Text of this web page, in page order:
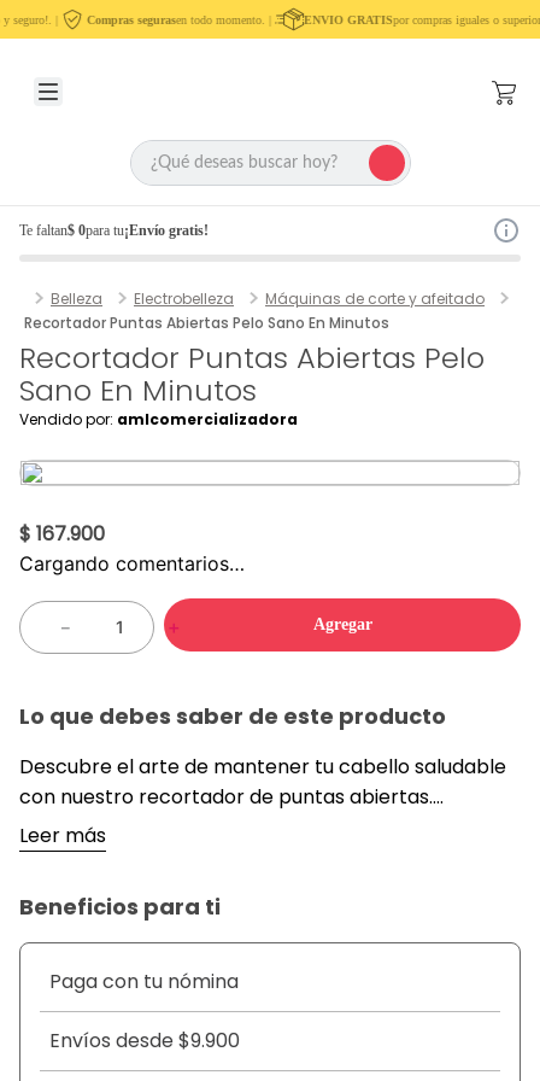
seguro!. | Compras segurasen todo momento. | ENVIO GRATISpor compras iguales o
Te faltan$ 0para tu¡Envío gratis!
Belleza Electrobelleza
Máquinas de corte y afeitado
Recortador Puntas Abiertas Pelo Sano En Minutos
Recortador Puntas Abiertas Pelo
Sano En Minutos
Vendido por: amlcomercializadora
$ 167.900
Cargando comentarios…
＋
－ Agregar
Lo que debes saber de este producto
Descubre el arte de mantener tu cabello saludable
con nuestro recortador de puntas abiertas.
Dise&ntilde;ado para eliminar las puntas
da&ntilde;adas sin comprometer la longitud de tu
para quienes desean conservar su melena larga y
saludable. Port&aacute;til y f&aacute;cil de usar,
ofrece un cuidado profesional en la comodidad de tu
hogar.Con este recortador, podr&aacute;s decir
adi&oacute;s a las puntas abiertas y disfrutar de un
cabello m&aacute;s sano y fuerte. Es ideal para
Leer más
Beneficios para ti
Paga con tu nómina
Envíos desde $9.900